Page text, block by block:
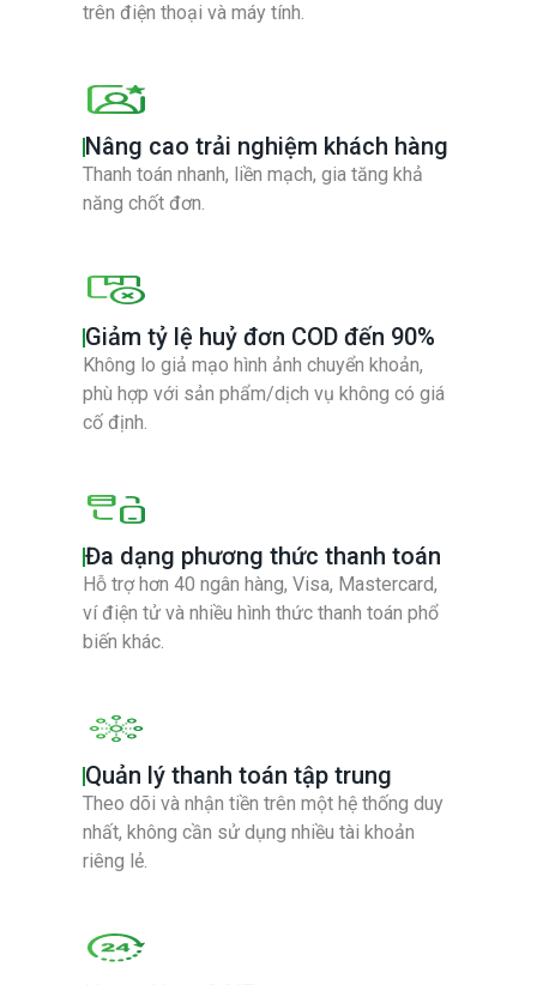
trên điện thoại và máy tính.
Nâng cao trải nghiệm khách hàng
Thanh toán nhanh, liền mạch, gia tăng khả
năng chốt đơn.
Giảm tỷ lệ huỷ đơn COD đến 90%
Không lo giả mạo hình ảnh chuyển khoản,
phù hợp với sản phẩm/dịch vụ không có giá
cố định.
Đa dạng phương thức thanh toán
Hỗ trợ hơn 40 ngân hàng, Visa, Mastercard,
ví điện tử và nhiều hình thức thanh toán phổ
biến khác.
Quản lý thanh toán tập trung
Theo dõi và nhận tiền trên một hệ thống duy
nhất, không cần sử dụng nhiều tài khoản
riêng lẻ.